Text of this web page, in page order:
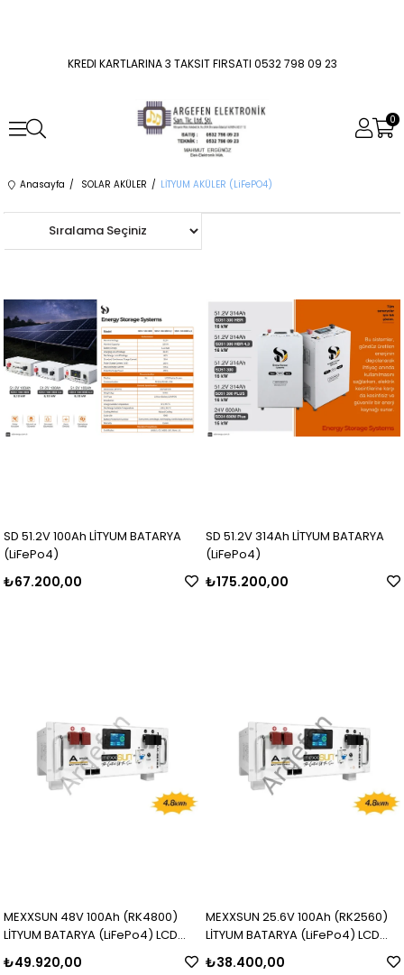
KREDI KARTLARINA 3 TAKSIT FIRSATI 0532 798 09 23
0
Anasayfa SOLAR AKÜLER LİTYUM AKÜLER (LiFePO4)
SD 51.2V 100Ah LİTYUM BATARYA
(LiFePo4)
₺67.200,00
SD 51.2V 314Ah LİTYUM BATARYA
(LiFePo4)
₺175.200,00
MEXXSUN 48V 100Ah (RK4800)
LİTYUM BATARYA (LiFePo4) LCD
EKRANLI
₺49.920,00
MEXXSUN 25.6V 100Ah (RK2560)
LİTYUM BATARYA (LiFePo4) LCD
EKRANLI
₺38.400,00